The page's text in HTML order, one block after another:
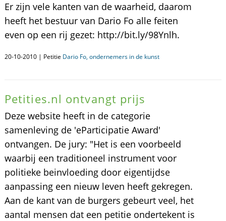
Er zijn vele kanten van de waarheid, daarom
heeft het bestuur van Dario Fo alle feiten
even op een rij gezet: http://bit.ly/98Ynlh.
20-10-2010 | Petitie Dario Fo, ondernemers in de kunst
Petities.nl ontvangt prijs
Deze website heeft in de categorie
samenleving de 'eParticipatie Award'
ontvangen. De jury: "Het is een voorbeeld
waarbij een traditioneel instrument voor
politieke beinvloeding door eigentijdse
aanpassing een nieuw leven heeft gekregen.
Aan de kant van de burgers gebeurt veel, het
aantal mensen dat een petitie ondertekent is